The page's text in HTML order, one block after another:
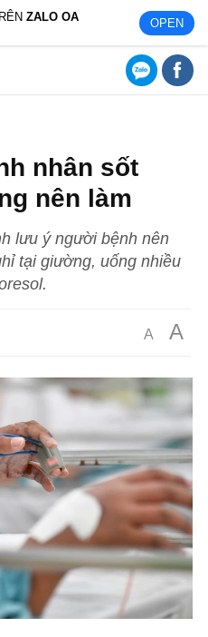
ZALO OA OPEN
nhân sốt
nên làm
lưu ý người bệnh nên
tại giường, uống nhiều
A A